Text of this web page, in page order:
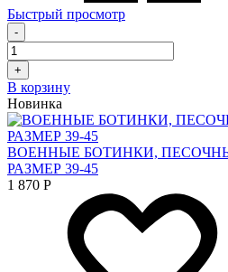
Быстрый просмотр
-
+
В корзину
Новинка
ВОЕННЫЕ БОТИНКИ,
РАЗМЕР 39-45
1 870 Р